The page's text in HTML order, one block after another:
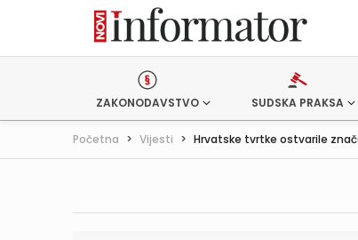
ZAKONODAVSTVO SUDSKA PRAKSA
Početna > Vijesti > Hrvatske tvrtke ostvarile